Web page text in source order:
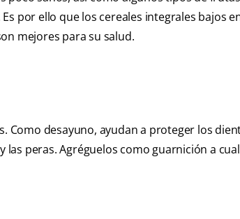
por ello que los cereales integrales bajos
mejores para su salud.
Como desayuno, ayudan a proteger los
las peras. Agréguelos como guarnición a